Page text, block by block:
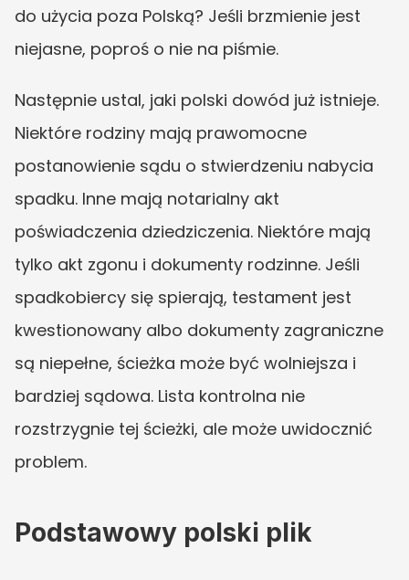
do użycia poza Polską? Jeśli brzmienie jest
niejasne, poproś o nie na piśmie.
Następnie ustal, jaki polski dowód już istnieje.
Niektóre rodziny mają prawomocne
postanowienie sądu o stwierdzeniu nabycia
spadku. Inne mają notarialny akt
poświadczenia dziedziczenia. Niektóre mają
tylko akt zgonu i dokumenty rodzinne. Jeśli
spadkobiercy się spierają, testament jest
kwestionowany albo dokumenty zagraniczne
są niepełne, ścieżka może być wolniejsza i
bardziej sądowa. Lista kontrolna nie
rozstrzygnie tej ścieżki, ale może uwidocznić
problem.
Podstawowy polski plik